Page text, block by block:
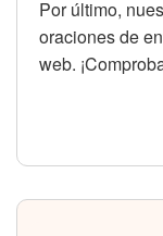
Por último,
oraciones de
web.